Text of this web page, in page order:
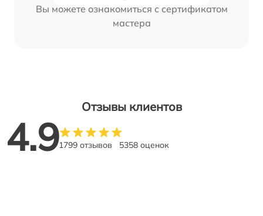
Вы можете ознакомиться с сертификатом
мастера
Отзывы клиентов
4.91799 отзывов 5358 оценок